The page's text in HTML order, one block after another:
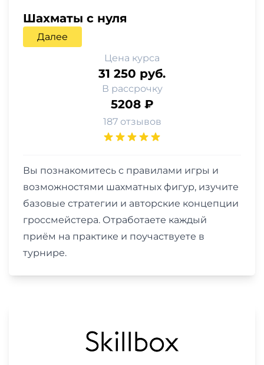
Шахматы с нуля
Далее
Цена курса
31 250 руб.
В рассрочку
5208 ₽
187 отзывов
Вы познакомитесь с правилами игры и
возможностями шахматных фигур, изучите
базовые стратегии и авторские концепции
гроссмейстера. Отработаете каждый
приём на практике и поучаствуете в
турнире.